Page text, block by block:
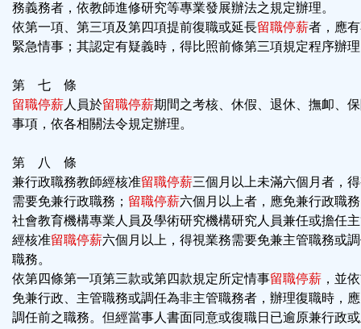
務義務者，依教師進修研究等專業發展辦法之規定辦理。
依第一項、第三項及第四項提前復職或延長留職停薪者，應
緊急情事；其認定有疑義時，得比照前條第三項規定程序辦
第 七 條
留職停薪人員於留職停薪期間之考核、休假、退休、撫卹、
事項，依各相關法令規定辦理。
第 八 條
兼行政職務教師經核准留職停薪三個月以上未滿六個月者，
需要免兼行政職務； 留職停薪六個月以上者，應免兼行政職
社會教育機構專業人員及學術研究機構研究人員兼任或擔任
經核准留職停薪六個月以上，得視業務需要免兼主管職務或
職務。
依第四條第一項第三款或第四款規定所定情事留職停薪 ，並
免兼行政、主管職務或調任為非主管職務者，辦理復職時，
調任前之職務。但經當事人書面同意或復職日已逾原兼行政